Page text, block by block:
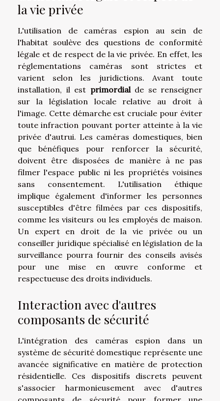
la vie privée
L'utilisation de caméras espion au sein de
l'habitat soulève des questions de conformité
légale et de respect de la vie privée. En effet, les
réglementations caméras sont strictes et
varient selon les juridictions. Avant toute
installation, il est primordialde se renseigner
sur la législation locale relative au droit à
l'image. Cette démarche est cruciale pour éviter
toute infraction pouvant porter atteinte à la vie
privée d'autrui. Les caméras domestiques, bien
que bénéfiques pour renforcer la sécurité,
doivent être disposées de manière à ne pas
filmer l'espace public ni les propriétés voisines
sans consentement. L'utilisation éthique
implique également d'informer les personnes
susceptibles d'être filmées par ces dispositifs,
comme les visiteurs ou les employés de maison.
Un expert en droit de la vie privée ou un
conseiller juridique spécialisé en législation de la
surveillance pourra fournir des conseils avisés
pour une mise en œuvre conforme et
respectueuse des droits individuels.
Interaction avec d'autres
composants de sécurité
L'intégration des caméras espion dans un
système de sécurité domestique représente une
avancée significative en matière de protection
résidentielle. Ces dispositifs discrets peuvent
s'associer harmonieusement avec d'autres